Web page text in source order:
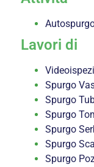
Lavori di
Spurgo
Spurgo
Spurgo
Spurgo
Spurgo
Spurgo